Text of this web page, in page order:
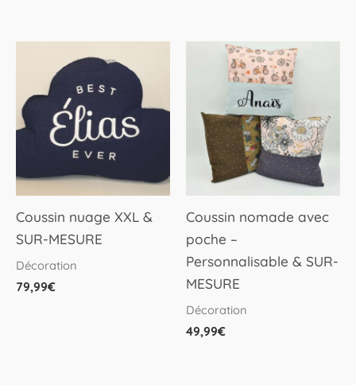
Coussin nuage XXL &
SUR-MESURE
Décoration
79,99€
Coussin nomade avec
poche –
Personnalisable & SUR-
MESURE
Décoration
49,99€